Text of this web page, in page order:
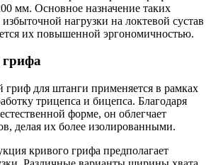
мм. Основное назначение таких
нагрузки на локтевой сустав
их повышенной эргономичностью.
для штанги применяется в рамках
трицепса и бицепса. Благодаря
форме, он облегчает
делая их более изолированными.
кривого грифа предполагает